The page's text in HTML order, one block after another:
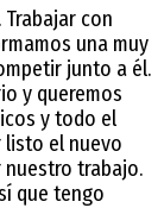
con
una muy
junto a él.
y queremos
y todo el
listo el nuevo
trabajo.
que tengo